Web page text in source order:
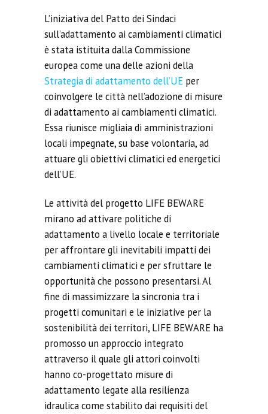
L’iniziativa del Patto dei Sindaci
sull’adattamento ai cambiamenti climatici
è stata istituita dalla Commissione
europea come una delle azioni della
Strategia di adattamento dell’UE per
coinvolgere le città nell’adozione di misure
di adattamento ai cambiamenti climatici.
Essa riunisce migliaia di amministrazioni
locali impegnate, su base volontaria, ad
attuare gli obiettivi climatici ed energetici
dell’UE.
Le attività del progetto LIFE BEWARE
mirano ad attivare politiche di
adattamento a livello locale e territoriale
per affrontare gli inevitabili impatti dei
cambiamenti climatici e per sfruttare le
opportunità che possono presentarsi. Al
fine di massimizzare la sincronia tra i
progetti comunitari e le iniziative per la
sostenibilità dei territori, LIFE BEWARE ha
promosso un approccio integrato
attraverso il quale gli attori coinvolti
hanno co-progettato misure di
adattamento legate alla resilienza
idraulica come stabilito dai requisiti del